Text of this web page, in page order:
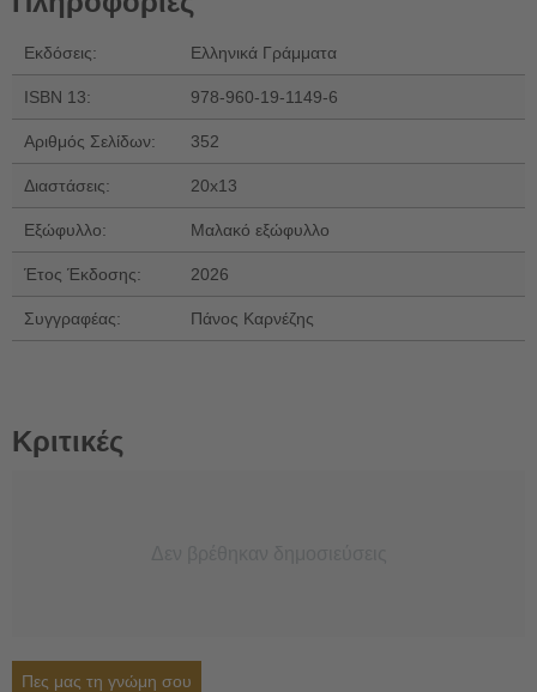
Εκδόσεις: Ελληνικά Γράμματα
ISBN 13: 978-960-19-1149-6
Αριθμός Σελίδων: 352
Διαστάσεις: 20x13
Εξώφυλλο: Μαλακό εξώφυλλο
Έτος Έκδοσης: 2026
Συγγραφέας: Πάνος Καρνέζης
Κριτικές
Πες μας τη γνώμη σου